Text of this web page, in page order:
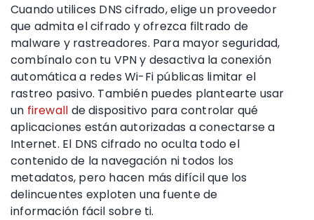
Cuando utilices DNS cifrado, elige un proveedor
que admita el cifrado y ofrezca filtrado de
malware y rastreadores. Para mayor seguridad,
combínalo con tu VPN y desactiva la conexión
automática a redes Wi-Fi públicas limitar el
rastreo pasivo. También puedes plantearte usar
un firewall de dispositivo para controlar qué
aplicaciones están autorizadas a conectarse a
Internet. El DNS cifrado no oculta todo el
contenido de la navegación ni todos los
metadatos, pero hacen más difícil que los
delincuentes exploten una fuente de
información fácil sobre ti.